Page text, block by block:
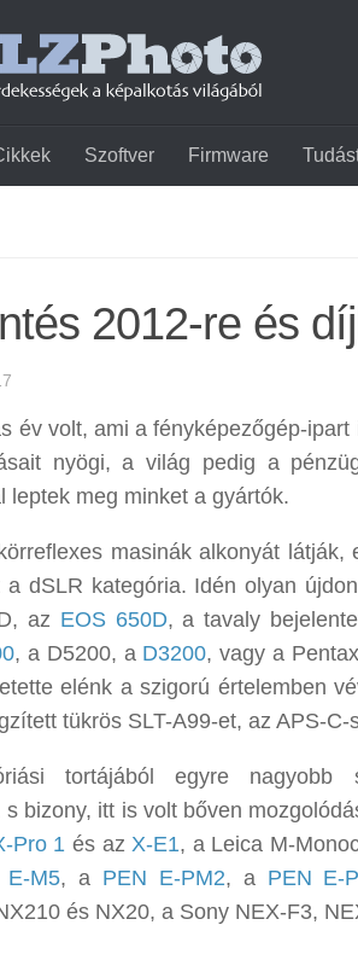
Szoftver Firmware
2012-re és
év volt, ami a fényképezőgép-
nyögi, a világ pedig a
leptek meg minket a gyártók.
masinák alkonyát
a dSLR kategória. Idén olyan
az EOS 650D, a tavaly
, a D5200, a D3200, vagy a
elénk a szigorú értelemben
tükrös SLT-A99-et, az APS-C-
tortájából egyre nagyobb
bizony, itt is volt bőven
Pro 1 és azX-E1, a Leica M-
E-M5, a PEN E-PM2, a PEN E-
és NX20, a Sony NEX-F3,